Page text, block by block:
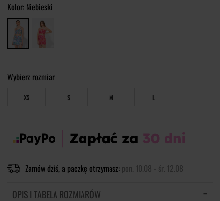
Kolor: Niebieski
Wybierz rozmiar
XS S M L
Zamów dziś, a paczkę otrzymasz: pon. 10.08 - śr. 12.08
OPIS I TABELA ROZMIARÓW